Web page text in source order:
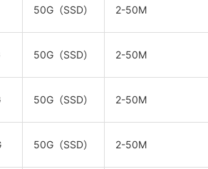
50G（SSD） 2-50M
50G（SSD） 2-50M
50G（SSD） 2-50M
50G（SSD） 2-50M